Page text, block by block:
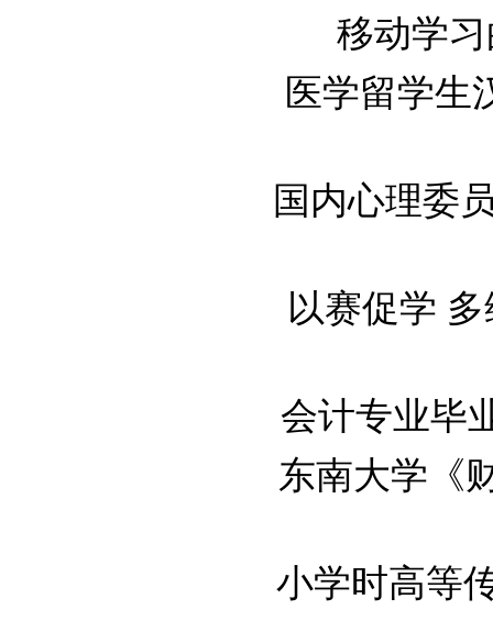
移动学
医学留学生
国内心理委
以赛促学
会计专业毕
东南大学《
小学时高等